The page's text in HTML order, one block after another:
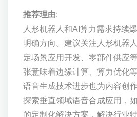
推荐理由:
人形机器人和AI算力需求持续
明确方向。建议关注人形机器
定场景应用开发、零部件供应
张意味着边缘计算、算力优化
语音生成技术进步也为内容创
探索垂直领域语音合成应用，
的定制化解决方案，解决行业特